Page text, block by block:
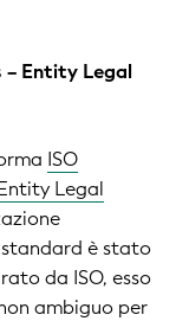
– Entity Legal
ISO
Legal
è stato
da ISO, esso
ambiguo per